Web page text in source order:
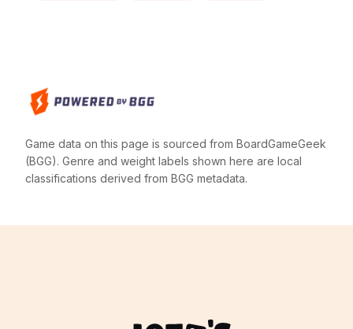
Game data on this page is sourced from BoardGameGeek
(BGG). Genre and weight labels shown here are local
classifications derived from BGG metadata.